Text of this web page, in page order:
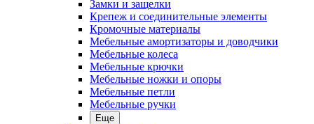
Замки и защелки
Крепеж и соединительные элементы
Кромочные материалы
Мебельные амортизаторы и доводчики
Мебельные колеса
Мебельные крючки
Мебельные ножки и опоры
Мебельные петли
Мебельные ручки
Еще